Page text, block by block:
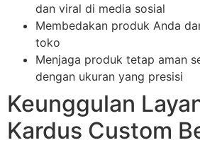
dan viral di media sosial
Membedakan produk Anda
toko
Menjaga produk tetap aman
dengan ukuran yang presisi
Keunggulan
Kardus Custom